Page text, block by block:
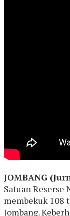
JOMBANG
Satuan Reserse
membekuk 108
Jombang.